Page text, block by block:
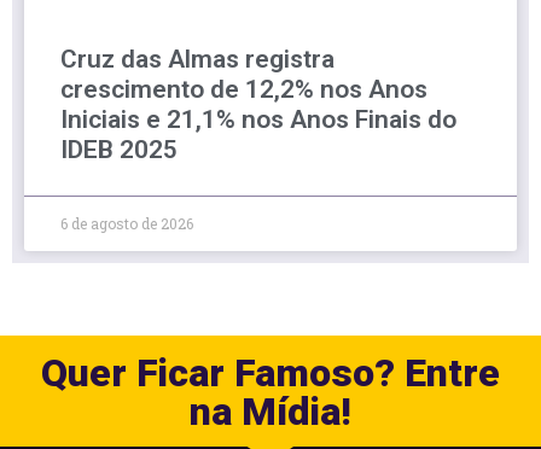
Cruz das Almas registra
crescimento de 12,2% nos Anos
Iniciais e 21,1% nos Anos Finais do
IDEB 2025
6 de agosto de 2026
Quer Ficar Famoso? Entre
na Mídia!